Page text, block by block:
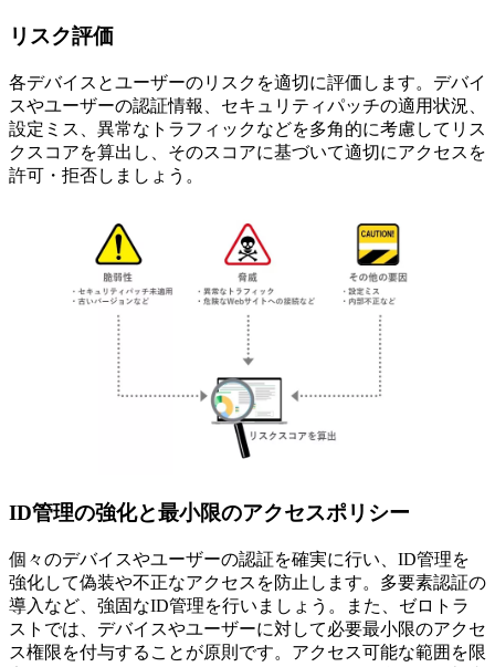
リスク評価
各デバイスとユーザーのリスクを適切に評価します。デバイ
スやユーザーの認証情報、セキュリティパッチの適用状況、
設定ミス、異常なトラフィックなどを多角的に考慮してリス
クスコアを算出し、そのスコアに基づいて適切にアクセスを
許可・拒否しましょう。
ID管理の強化と最小限のアクセスポリシー
個々のデバイスやユーザーの認証を確実に行い、ID管理を
強化して偽装や不正なアクセスを防止します。多要素認証の
導入など、強固なID管理を行いましょう。また、ゼロトラ
ストでは、デバイスやユーザーに対して必要最小限のアクセ
ス権限を付与することが原則です。アクセス可能な範囲を限